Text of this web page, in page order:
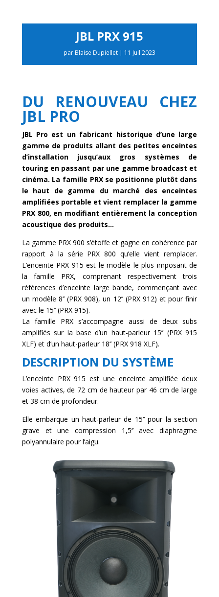
JBL PRX 915
par Blaise Dupiellet| 11 Juil 2023
DU RENOUVEAU CHEZ
JBL PRO
JBL Pro est un fabricant historique d’une large
gamme de produits allant des petites enceintes
d’installation jusqu’aux gros systèmes de
touring en passant par une gamme broadcast et
cinéma. La famille PRX se positionne plutôt dans
le haut de gamme du marché des enceintes
amplifiées portable et vient remplacer la gamme
PRX 800, en modifiant entièrement la conception
acoustique des produits…
La gamme PRX 900 s’étoffe et gagne en cohérence par
rapport à la série PRX 800 qu’elle vient remplacer.
L’enceinte PRX 915 est le modèle le plus imposant de
la famille PRX, comprenant respectivement trois
références d’enceinte large bande, commençant avec
un modèle 8’’ (PRX 908), un 12’’ (PRX 912) et pour finir
avec le 15’’ (PRX 915).
La famille PRX s’accompagne aussi de deux subs
amplifiés sur la base d’un haut-parleur 15’’ (PRX 915
XLF) et d’un haut-parleur 18’’ (PRX 918 XLF).
DESCRIPTION DU SYSTÈME
L’enceinte PRX 915 est une enceinte amplifiée deux
voies actives, de 72 cm de hauteur par 46 cm de large
et 38 cm de profondeur.
Elle embarque un haut-parleur de 15’’ pour la section
grave et une compression 1,5’’ avec diaphragme
polyannulaire pour l’aigu.